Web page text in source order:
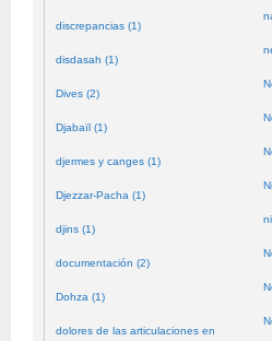
discrepancias (1)
disdasah (1)
Dives (2)
Djabaïl (1)
djermes y canges (1)
Djezzar-Pacha (1)
djins (1)
documentación (2)
Dohza (1)
dolores de las articulaciones en